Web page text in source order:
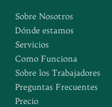
Sobre Nosotros
Dónde estamos
Servicios
Como Funciona
Sobre los Trabajadores
Preguntas Frecuentes
Precio